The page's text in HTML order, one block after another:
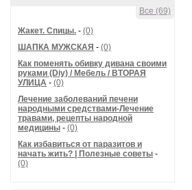
Все (69)
Жакет. Спицы. - (0)
ШАПКА МУЖСКАЯ - (0)
Как поменять обивку дивана своими
руками (Diy) / Мебель / ВТОРАЯ
УЛИЦА - (0)
Лечение заболеваний печени
народными средствами-Лечение
травами, рецепты народной
медицины - (0)
Как избавиться от паразитов и
начать жить? | Полезные советы -
(0)